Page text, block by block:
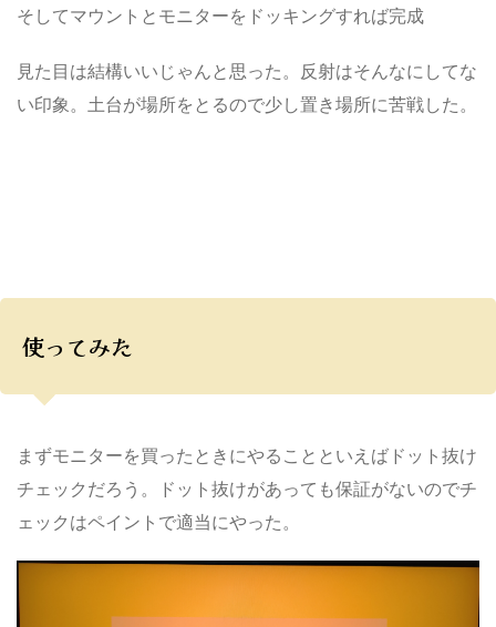
そしてマウントとモニターをドッキングすれば完成
見た目は結構いいじゃんと思った。反射はそんなにしてな
い印象。土台が場所をとるので少し置き場所に苦戦した。
使ってみた
まずモニターを買ったときにやることといえばドット抜け
チェックだろう。ドット抜けがあっても保証がないのでチ
ェックはペイントで適当にやった。